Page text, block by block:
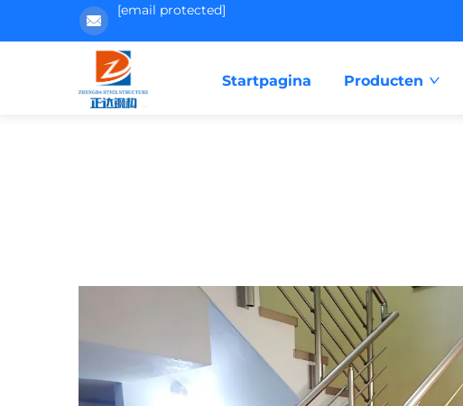
[email protected]
Startpagina Producten